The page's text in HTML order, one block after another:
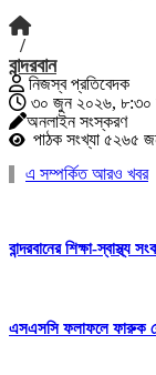
/
বান্দরবান
নিজস্ব প্রতিবেদক
৩০ জুন ২০২৬, ৮:৩০
অনলাইন সংস্করণ
পাঠক সংখ্যা ৫২৬৫
এ সম্পর্কিত আরও খবর
বান্দরবানের শিক্ষা-স্বাস্থ্য
এসএসসি ফলাফলে ফারুক